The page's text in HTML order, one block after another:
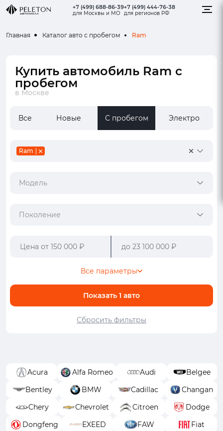
+7 (499) 688-86-39
для Москвы и МО
+7 (499) 444-76-38
для регионов РФ
Главная Каталог авто с пробегом Ram
Купить автомобиль Ram с
пробегом
в Москве
Все Новые С пробегом Электро
Ram
Модель
Поколение
Показать 1 авто
Все параметры
Сбросить фильтры
Acura Alfa Romeo Audi
Belgee
Bentley
BMW Cadillac
Changan
Chery
Chevrolet Citroen
Dodge
Dongfeng
EXEED FAW
Fiat